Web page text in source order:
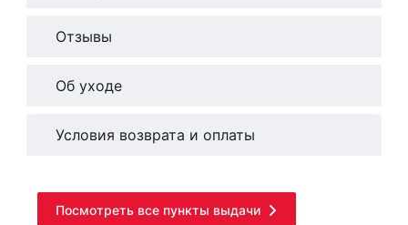
Отзывы
Об уходе
Условия возврата и оплаты
Посмотреть все пункты выдачи